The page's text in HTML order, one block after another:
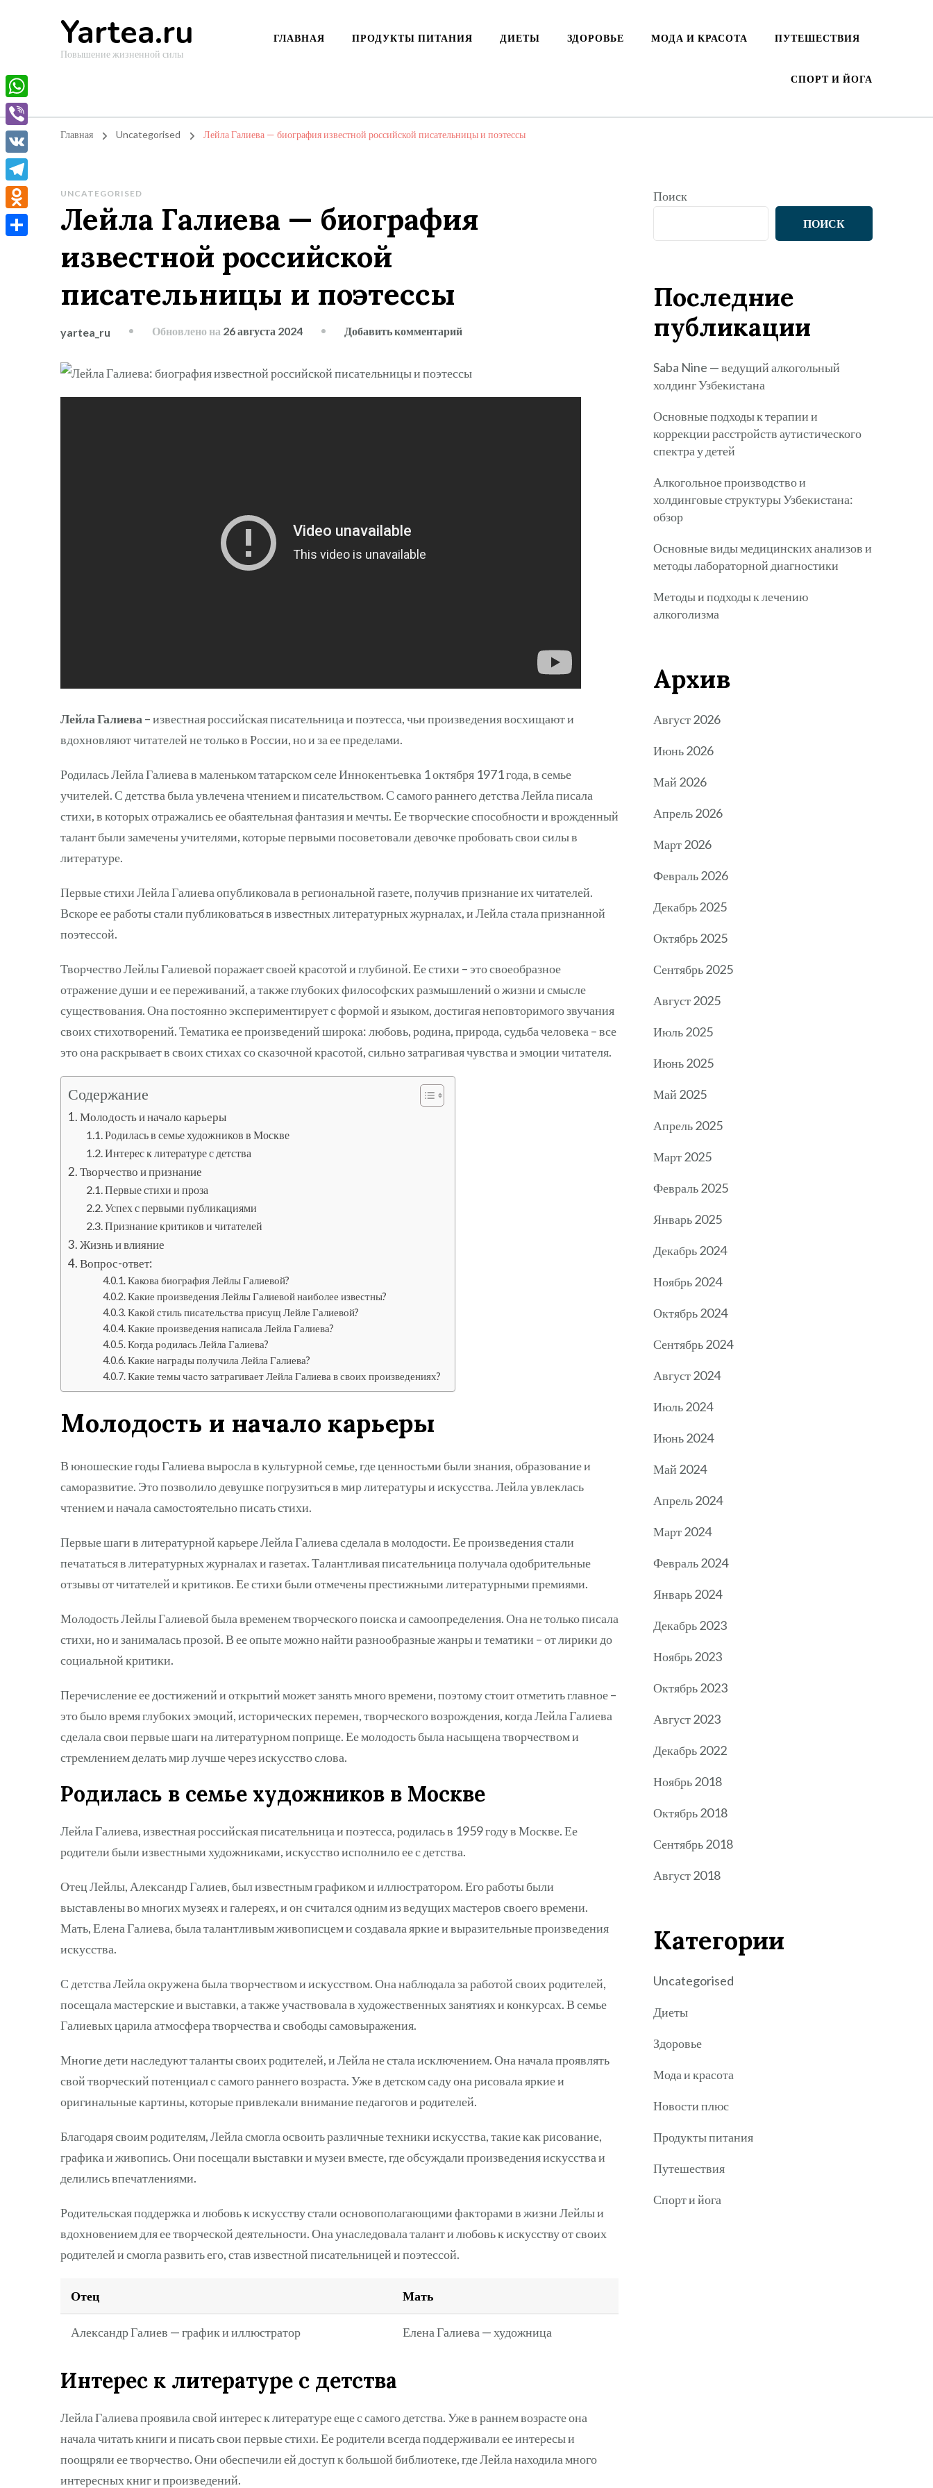
Yartea.ru
Повышение жизненной силы
ГЛАВНАЯ ПРОДУКТЫ ПИТАНИЯ ДИЕТЫ ЗДОРОВЬЕ МОДА И КРАСОТА ПУТЕШЕСТВИЯ
СПОРТ И ЙОГА
Главная Uncategorised Лейла Галиева — биография известной российской писательницы и поэтессы
UNCATEGORISED
Лейла Галиева — биография
известной российской
писательницы и поэтессы
yartea_ru Обновлено на 26 августа 2024 Добавить комментарийк
Лейла Галиева – известная российская писательница и поэтесса, чьи произведения восхищают и
вдохновляют читателей не только в России, но и за ее пределами.
Родилась Лейла Галиева в маленьком татарском селе Иннокентьевка 1 октября 1971 года, в семье
учителей. С детства была увлечена чтением и писательством. С самого раннего детства Лейла писала
стихи, в которых отражались ее обаятельная фантазия и мечты. Ее творческие способности и врожденный
талант были замечены учителями, которые первыми посоветовали девочке пробовать свои силы в
литературе.
Первые стихи Лейла Галиева опубликовала в региональной газете, получив признание их читателей.
Вскоре ее работы стали публиковаться в известных литературных журналах, и Лейла стала признанной
поэтессой.
Творчество Лейлы Галиевой поражает своей красотой и глубиной. Ее стихи – это своеобразное
отражение души и ее переживаний, а также глубоких философских размышлений о жизни и смысле
существования. Она постоянно экспериментирует с формой и языком, достигая неповторимого звучания
своих стихотворений. Тематика ее произведений широка: любовь, родина, природа, судьба человека – все
это она раскрывает в своих стихах со сказочной красотой, сильно затрагивая чувства и эмоции читателя.
Содержание
Молодость и начало карьеры
Родилась в семье художников в Москве
Интерес к литературе с детства
Творчество и признание
Первые стихи и проза
Успех с первыми публикациями
Признание критиков и читателей
Жизнь и влияние
Вопрос-ответ:
Какова биография Лейлы Галиевой?
Какие произведения Лейлы Галиевой наиболее известны?
Какой стиль писательства присущ Лейле Галиевой?
Какие произведения написала Лейла Галиева?
Когда родилась Лейла Галиева?
Какие награды получила Лейла Галиева?
Какие темы часто затрагивает Лейла Галиева в своих произведениях?
Молодость и начало карьеры
В юношеские годы Галиева выросла в культурной семье, где ценностьми были знания, образование и
саморазвитие. Это позволило девушке погрузиться в мир литературы и искусства. Лейла увлеклась
чтением и начала самостоятельно писать стихи.
Первые шаги в литературной карьере Лейла Галиева сделала в молодости. Ее произведения стали
печататься в литературных журналах и газетах. Талантливая писательница получала одобрительные
отзывы от читателей и критиков. Ее стихи были отмечены престижными литературными премиями.
Молодость Лейлы Галиевой была временем творческого поиска и самоопределения. Она не только писала
стихи, но и занималась прозой. В ее опыте можно найти разнообразные жанры и тематики – от лирики до
социальной критики.
Перечисление ее достижений и открытий может занять много времени, поэтому стоит отметить главное –
это было время глубоких эмоций, исторических перемен, творческого возрождения, когда Лейла Галиева
сделала свои первые шаги на литературном поприще. Ее молодость была насыщена творчеством и
стремлением делать мир лучше через искусство слова.
Родилась в семье художников в Москве
Лейла Галиева, известная российская писательница и поэтесса, родилась в 1959 году в Москве. Ее
родители были известными художниками, искусство исполнило ее с детства.
Отец Лейлы, Александр Галиев, был известным графиком и иллюстратором. Его работы были
выставлены во многих музеях и галереях, и он считался одним из ведущих мастеров своего времени.
Мать, Елена Галиева, была талантливым живописцем и создавала яркие и выразительные произведения
искусства.
С детства Лейла окружена была творчеством и искусством. Она наблюдала за работой своих родителей,
посещала мастерские и выставки, а также участвовала в художественных занятиях и конкурсах. В семье
Галиевых царила атмосфера творчества и свободы самовыражения.
Многие дети наследуют таланты своих родителей, и Лейла не стала исключением. Она начала проявлять
свой творческий потенциал с самого раннего возраста. Уже в детском саду она рисовала яркие и
оригинальные картины, которые привлекали внимание педагогов и родителей.
Благодаря своим родителям, Лейла смогла освоить различные техники искусства, такие как рисование,
графика и живопись. Они посещали выставки и музеи вместе, где обсуждали произведения искусства и
делились впечатлениями.
Родительская поддержка и любовь к искусству стали основополагающими факторами в жизни Лейлы и
вдохновением для ее творческой деятельности. Она унаследовала талант и любовь к искусству от своих
родителей и смогла развить его, став известной писательницей и поэтессой.
Отец Мать
Александр Галиев — график и иллюстратор Елена Галиева — художница
Интерес к литературе с детства
Лейла Галиева проявила свой интерес к литературе еще с самого детства. Уже в раннем возрасте она
начала читать книги и писать свои первые стихи. Ее родители всегда поддерживали ее интересы и
поощряли ее творчество. Они обеспечили ей доступ к большой библиотеке, где Лейла находила много
интересных книг и произведений.
Поиск
ПОИСК
Последние
публикации
Saba Nine — ведущий алкогольный
холдинг Узбекистана
Основные подходы к терапии и
коррекции расстройств аутистического
спектра у детей
Алкогольное производство и
холдинговые структуры Узбекистана:
обзор
Основные виды медицинских анализов и
методы лабораторной диагностики
Методы и подходы к лечению
алкоголизма
Архив
Август 2026
Июнь 2026
Май 2026
Апрель 2026
Март 2026
Февраль 2026
Декабрь 2025
Октябрь 2025
Сентябрь 2025
Август 2025
Июль 2025
Июнь 2025
Май 2025
Апрель 2025
Март 2025
Февраль 2025
Январь 2025
Декабрь 2024
Ноябрь 2024
Октябрь 2024
Сентябрь 2024
Август 2024
Июль 2024
Июнь 2024
Май 2024
Апрель 2024
Март 2024
Февраль 2024
Январь 2024
Декабрь 2023
Ноябрь 2023
Октябрь 2023
Август 2023
Декабрь 2022
Ноябрь 2018
Октябрь 2018
Сентябрь 2018
Август 2018
Категории
Uncategorised
Диеты
Здоровье
Мода и красота
Новости плюс
Продукты питания
Путешествия
Спорт и йога
WhatsApp
Viber
VK
Telegram
Odnoklassniki